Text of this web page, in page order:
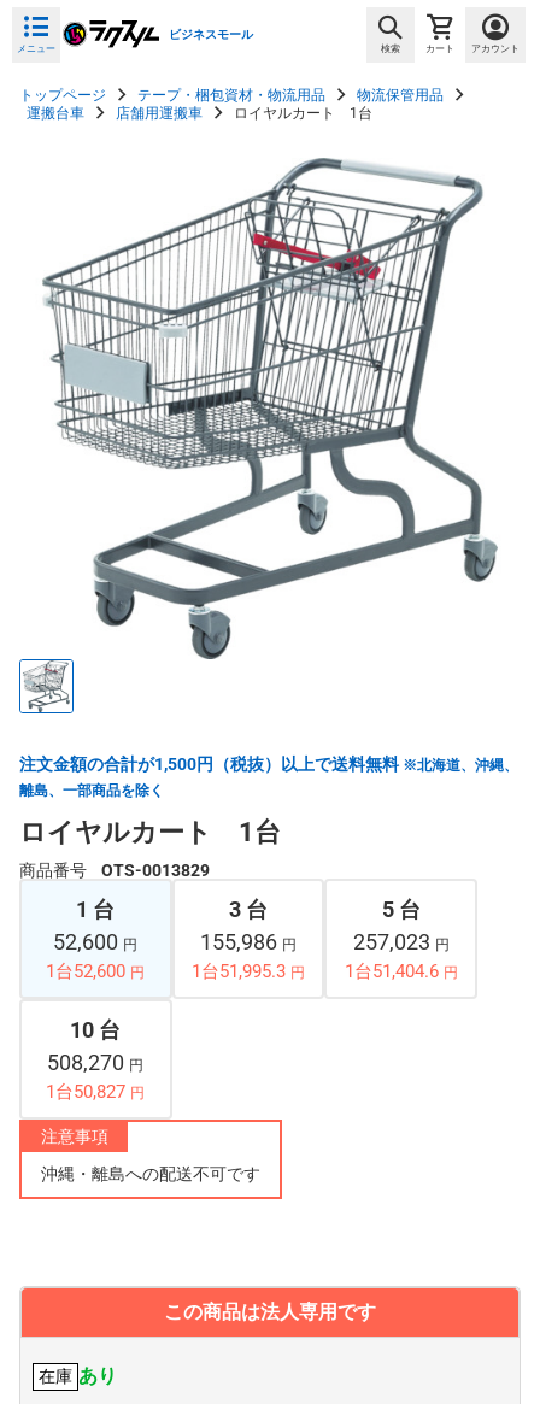
メニュー
ビジネスモール
検索 カート アカウント
トップページ テープ・梱包資材・物流用品
物流保管用品
運搬台車
店舗用運搬車 ロイヤルカート 1台
注文金額の合計が1,500円（税抜）以上で送料無料 ※北海道、沖縄、
離島、一部商品を除く
ロイヤルカート 1台
商品番号 OTS-0013829
1 台
52,600 円
1台52,600 円
3 台
155,986 円
1台51,995.3 円
5 台
257,023 円
1台51,404.6 円
10 台
508,270 円
1台50,827 円
注意事項
沖縄・離島への配送不可です
この商品は法人専用です
在庫 あり